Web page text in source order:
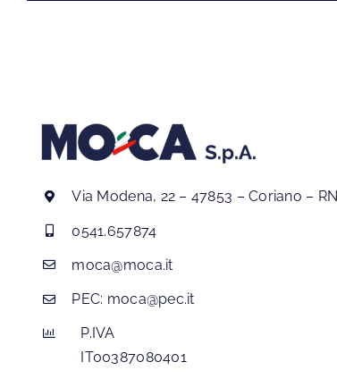
Via Modena, 22 – 47853 – Coriano – RN
0541.657874
moca@moca.it
PEC: moca@pec.it
P.IVA
IT00387080401